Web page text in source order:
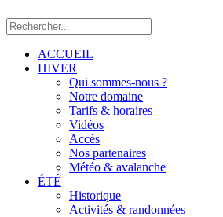
ACCUEIL
HIVER
Qui sommes-nous ?
Notre domaine
Tarifs & horaires
Vidéos
Accès
Nos partenaires
Météo & avalanche
ÉTÉ
Historique
Activités & randonnées